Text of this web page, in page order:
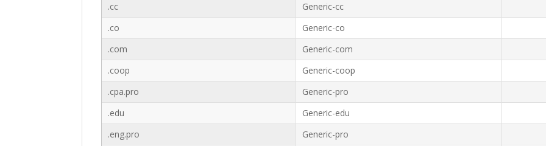
.cc
Generic-cc
.co
Generic-co
.com
Generic-com
.coop
Generic-coop
.cpa.pro
Generic-pro
.edu
Generic-edu
.eng.pro
Generic-pro